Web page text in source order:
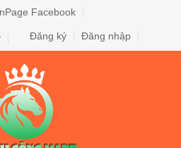
Facebook
Đăng nhập
Đăng ký